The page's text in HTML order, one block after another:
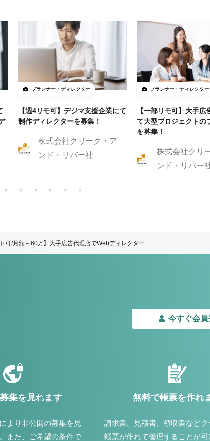
プランナー・ディレクター
【週4リモ可】デジマ支援企業にて
制作ディレクターを募集！
株式会社クリーク・ア
ンド・リバー社
プランナー・ディレクター
【一部リモ可】大手広
て大型プロジェクトの
を募集！
株式会社クリ
ンド・リバー
ト可/月額～60万】大手広告代理店でWebディレクター
今すぐ会員
集を見れます
より非公開の募集を見
また、ご希望の条件で
無料で帳票を作れ
請求書、見積書、領収書など
帳票が作れて管理することが可